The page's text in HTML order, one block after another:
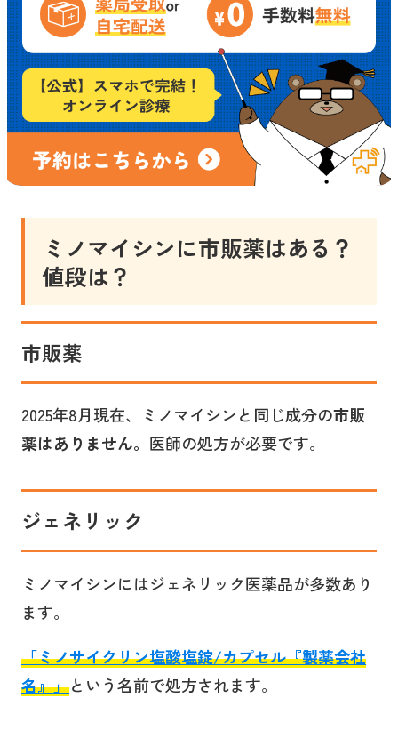
ミノマイシンに市販薬はある？
値段は？
市販薬
2025年8月現在、ミノマイシンと同じ成分の市販
薬はありません。 医師の処方が必要です。
ジェネリック
ミノマイシンにはジェネリック医薬品が多数あり
ます。
「ミノサイクリン塩酸塩錠/カプセル『製薬会社
名』」という名前で処方されます。